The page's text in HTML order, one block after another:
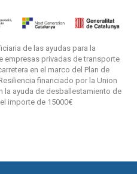
de las ayudas para la
empresas privadas de transporte
en el marco del Plan de
financiado por la Union
la ayuda de desballestamiento de
importe de 15000€